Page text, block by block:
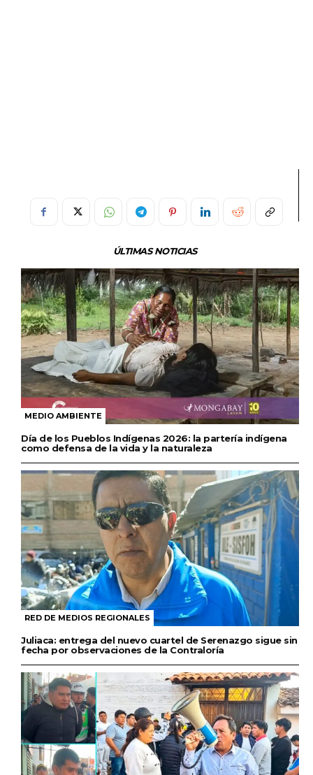
ÚLTIMAS NOTICIAS
MEDIO AMBIENTE
Día de los Pueblos Indígenas 2026: la partería indígena
como defensa de la vida y la naturaleza
RED DE MEDIOS REGIONALES
Juliaca: entrega del nuevo cuartel de Serenazgo sigue sin
fecha por observaciones de la Contraloría